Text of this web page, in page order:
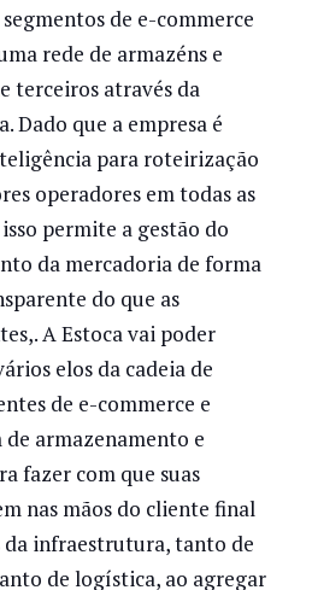
de e-commerce
rede de armazéns e
terceiros através da
Dado que a empresa é
para roteirização
operadores em todas as
permite a gestão do
da mercadoria de forma
do que as
A Estoca vai poder
elos da cadeia de
de e-commerce e
armazenamento e
fazer com que suas
nas mãos do cliente final
da infraestrutura, tanto de
de logística, ao agregar